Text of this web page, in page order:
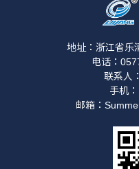
地址：浙江省乐
电话：
联系人
手机
邮箱：